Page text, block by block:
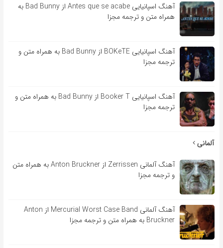
آهنگ اسپانیایی Antes que se acabe از Bad Bunny به
همراه متن و ترجمه مجزا
آهنگ اسپانیایی BOKeTE از Bad Bunny به همراه متن و
ترجمه مجزا
آهنگ اسپانیایی Booker T از Bad Bunny به همراه متن و
ترجمه مجزا
آلمانی
آهنگ آلمانی Zerrissen از Anton Bruckner به همراه متن
و ترجمه مجزا
آهنگ آلمانی Mercurial Worst Case Band از Anton
Bruckner به همراه متن و ترجمه مجزا